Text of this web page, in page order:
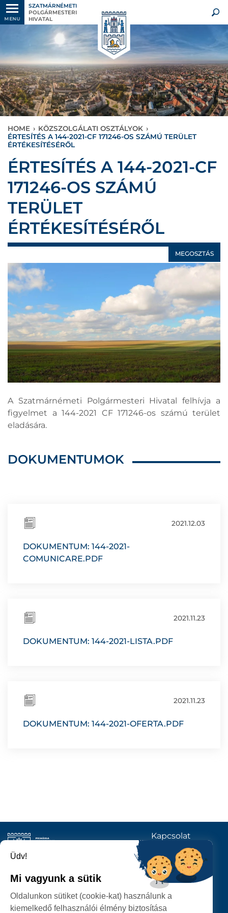
MENU
SZATMÁRNÉMETI
POLGÁRMESTERI
HIVATAL
HOME › KÖZSZOLGÁLATI OSZTÁLYOK ›
ÉRTESÍTÉS A 144-2021-CF 171246-OS SZÁMÚ TERÜLET
ÉRTÉKESÍTÉSÉRŐL
ÉRTESÍTÉS A 144-2021-CF
171246-OS SZÁMÚ
TERÜLET
ÉRTÉKESÍTÉSÉRŐL
MEGOSZTÁS
A Szatmárnémeti Polgármesteri Hivatal felhívja a
figyelmet a 144-2021 CF 171246-os számú terület
eladására.
DOKUMENTUMOK
2021.12.03
DOKUMENTUM: 144-2021-
COMUNICARE.PDF
2021.11.23
DOKUMENTUM: 144-2021-LISTA.PDF
2021.11.23
DOKUMENTUM: 144-2021-OFERTA.PDF
SZATMÁRNÉMETI
POLGÁRMESTERI HIVATAL
Kapcsolat
KÖVESSENEK
Üdv!
Mi vagyunk a sütik
Oldalunkon sütiket (cookie-kat) használunk a
kiemelkedő felhasználói élmény biztosítása